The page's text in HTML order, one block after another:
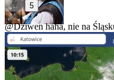
5
@Dziwenhaha, nie na